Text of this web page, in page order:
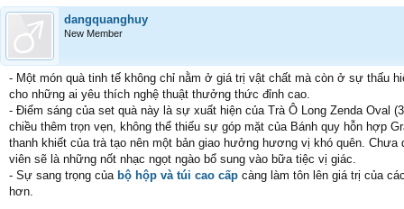
dangquanghuy
New Member
- Một món quà tinh tế không chỉ nằm ở giá trị vật chất mà còn ở sự thấu
cho những ai yêu thích nghệ thuật thưởng thức đỉnh cao.
- Điểm sáng của set quà này là sự xuất hiện của Trà Ô Long Zenda Oval
chiều thêm trọn vẹn, không thể thiếu sự góp mặt của Bánh quy hỗn hợp
thanh khiết của trà tạo nên một bản giao hưởng hương vị khó quên.
viên sẽ là những nốt nhạc ngọt ngào bổ sung vào bữa tiệc vị giác.
- Sự sang trọng của bộ hộp và túi cao cấp càng làm tôn lên giá trị của
hơn.